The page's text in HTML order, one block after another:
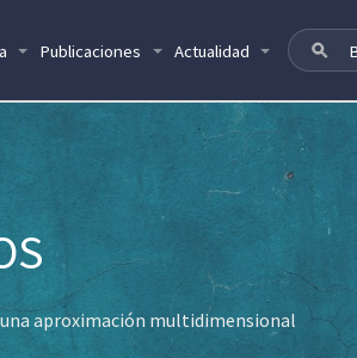
Publicaciones Actualidad
aproximación multidimensional